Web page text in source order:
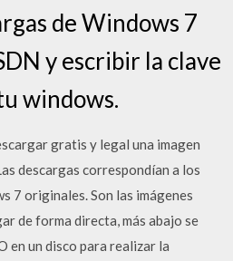
de Windows 7
y escribir la clave
windows.
gratis y legal una imagen
descargas correspondían a los
7 originales. Son las imágenes
de forma directa, más abajo se
en un disco para realizar la